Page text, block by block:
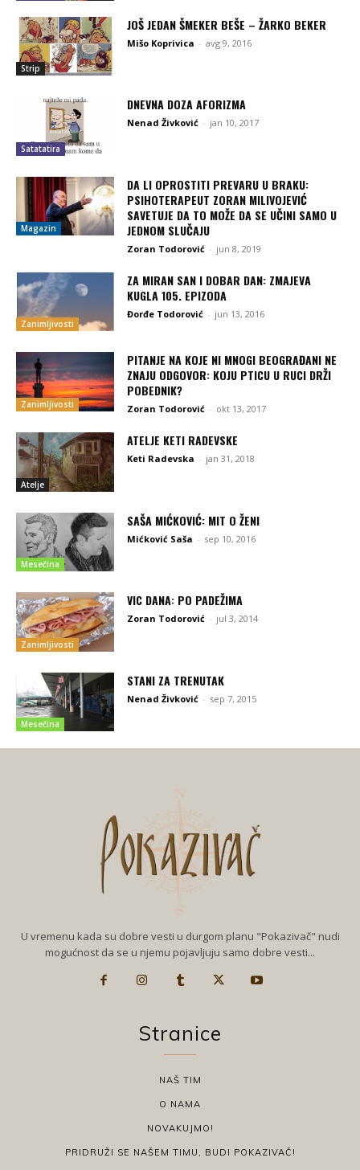
Strip
JOŠ JEDAN ŠMEKER BEŠE – ŽARKO BEKER
Mišo Koprivica - avg 9, 2016
Satatatira
DNEVNA DOZA AFORIZMA
Nenad Živković - jan 10, 2017
Magazin
DA LI OPROSTITI PREVARU U BRAKU:
PSIHOTERAPEUT ZORAN MILIVOJEVIĆ
SAVETUJE DA TO MOŽE DA SE UČINI SAMO U
JEDNOM SLUČAJU
Zoran Todorović - jun 8, 2019
Zanimljivosti
ZA MIRAN SAN I DOBAR DAN: ZMAJEVA
KUGLA 105. EPIZODA
Đorđe Todorović - jun 13, 2016
Zanimljivosti
PITANJE NA KOJE NI MNOGI BEOGRAĐANI NE
ZNAJU ODGOVOR: KOJU PTICU U RUCI DRŽI
POBEDNIK?
Zoran Todorović - okt 13, 2017
Atelje
ATELJE KETI RADEVSKE
Keti Radevska - jan 31, 2018
Mesečina
SAŠA MIĆKOVIĆ: MIT O ŽENI
Mićković Saša - sep 10, 2016
Zanimljivosti
VIC DANA: PO PADEŽIMA
Zoran Todorović - jul 3, 2014
Mesečina
STANI ZA TRENUTAK
Nenad Živković - sep 7, 2015
U vremenu kada su dobre vesti u durgom planu "Pokazivač" nudi
mogućnost da se u njemu pojavljuju samo dobre vesti...
Stranice
NAŠ TIM
O NAMA
NOVAKUJMO!
PRIDRUŽI SE NAŠEM TIMU, BUDI POKAZIVAČ!